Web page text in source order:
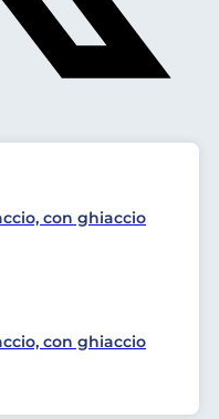
con ghiaccio
con ghiaccio